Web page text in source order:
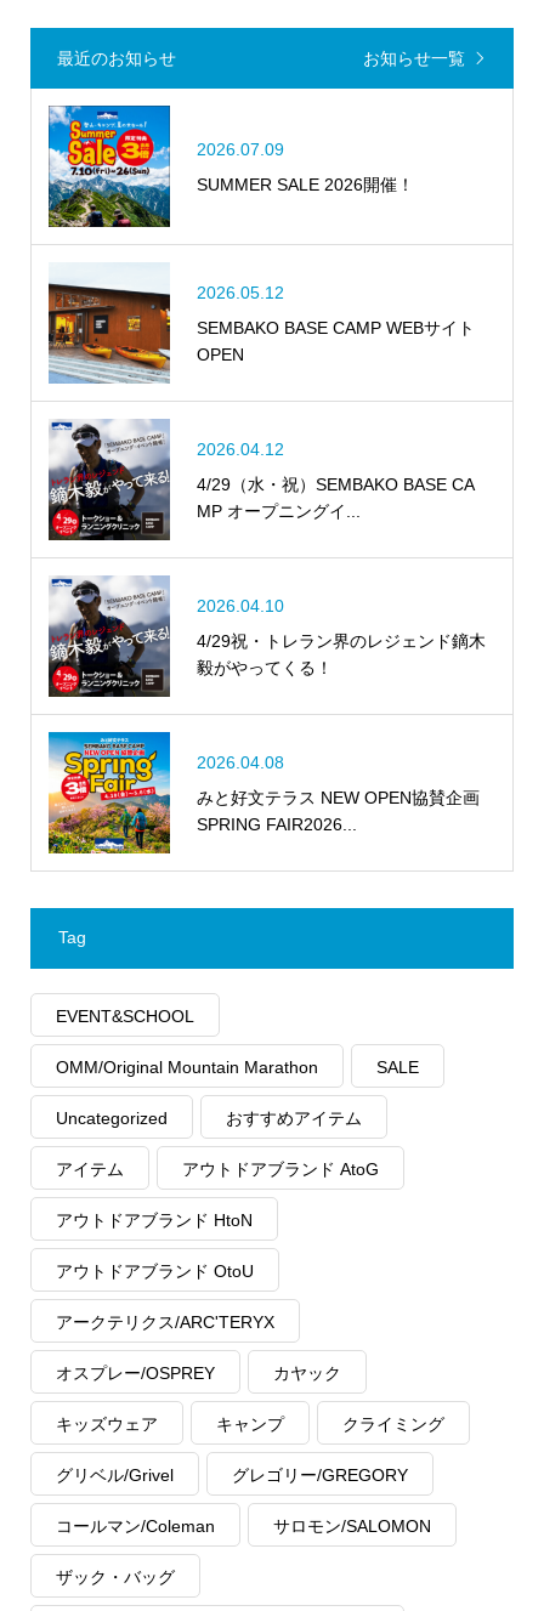
最近のお知らせ お知らせ一覧
2026.07.09
SUMMER SALE 2026開催！
2026.05.12
SEMBAKO BASE CAMP WEBサイト
OPEN
2026.04.12
4/29（水・祝）SEMBAKO BASE CA
MP オープニングイ...
2026.04.10
4/29祝・トレラン界のレジェンド鏑木
毅がやってくる！
2026.04.08
みと好文テラス NEW OPEN協賛企画
SPRING FAIR2026...
Tag
EVENT&SCHOOL
OMM/Original Mountain Marathon SALE
Uncategorized おすすめアイテム
アイテム アウトドアブランド AtoG
アウトドアブランド HtoN
アウトドアブランド OtoU
アークテリクス/ARC'TERYX
オスプレー/OSPREY カヤック
キッズウェア キャンプ クライミング
グリベル/Grivel グレゴリー/GREGORY
コールマン/Coleman サロモン/SALOMON
ザック・バッグ